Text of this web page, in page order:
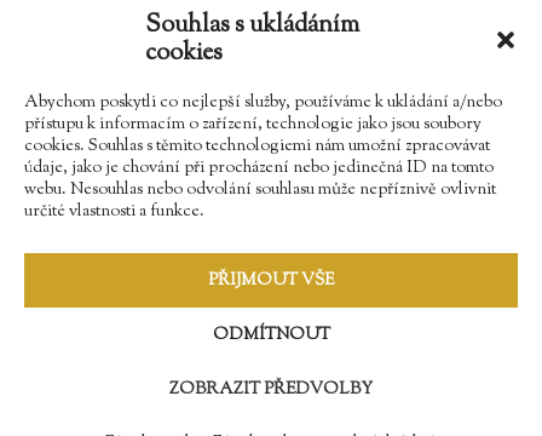
Souhlas s ukládáním
cookies
Abychom poskytli co nejlepší služby, používáme k ukládání a/nebo
přístupu k informacím o zařízení, technologie jako jsou soubory
cookies. Souhlas s těmito technologiemi nám umožní zpracovávat
údaje, jako je chování při procházení nebo jedinečná ID na tomto
webu. Nesouhlas nebo odvolání souhlasu může nepříznivě ovlivnit
určité vlastnosti a funkce.
PŘIJMOUT VŠE
ODMÍTNOUT
ZOBRAZIT PŘEDVOLBY
zamek.trebesice@volny.cz
602 354 467
Najdete nás na Facebooku
Sledujte náš Instagram
© 2009 - 2018 Zámek Třebešice //Správa webů - Softmedia.cz